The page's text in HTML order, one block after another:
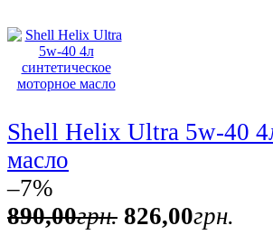
Shell Helix Ultra 5w-40
масло
–7%
890,00грн. 826,00грн.